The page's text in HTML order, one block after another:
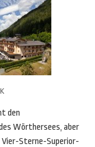
den
Wörthersees, aber
Sterne-Superior-